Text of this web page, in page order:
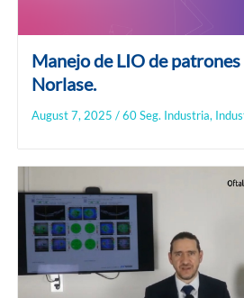
Manejo de LIO de patrones
Norlase.
August 7, 2025 /60 Seg. Industria,